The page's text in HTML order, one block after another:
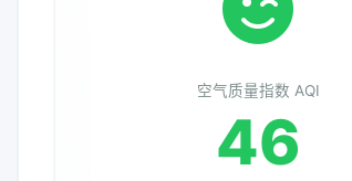
空气质量指数 AQI
46